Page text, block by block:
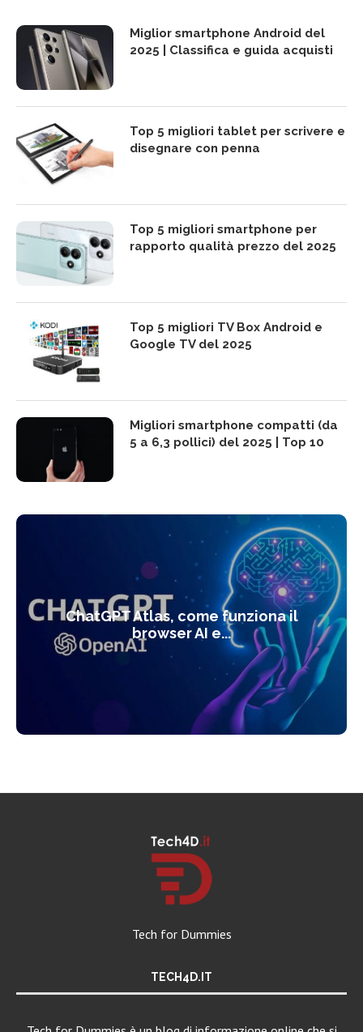
Miglior smartphone Android del
2025 | Classifica e guida acquisti
Top 5 migliori tablet per scrivere e
disegnare con penna
Top 5 migliori smartphone per
rapporto qualità prezzo del 2025
Top 5 migliori TV Box Android e
Google TV del 2025
Migliori smartphone compatti (da
5 a 6,3 pollici) del 2025 | Top 10
ChatGPT Atlas, come funziona il
browser AI e...
Tech for Dummies
TECH4D.IT